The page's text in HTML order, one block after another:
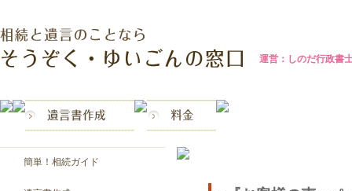
郷市
運営：しのだ行政書
簡単！相続ガイド